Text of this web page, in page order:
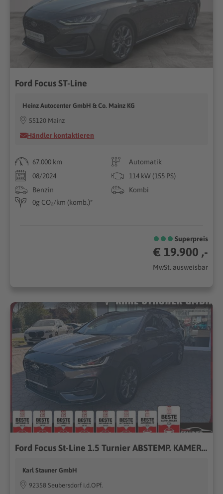
Ford Focus ST-Line
Heinz Autocenter GmbH & Co. Mainz KG
55120 Mainz
Händler kontaktieren
67.000 km
Automatik
08/2024
114 kW (155 PS)
Benzin
Kombi
0g CO₂/km (komb.)*
Superpreis
€ 19.900 ,-
MwSt. ausweisbar
Ford Focus St-Line 1.5 Turnier ABSTEMP. KAMERA NAVI
Karl Stauner GmbH
92358 Seubersdorf i.d.OPf.